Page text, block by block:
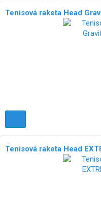
Tenisová raketa Head
Tenisová raketa Head